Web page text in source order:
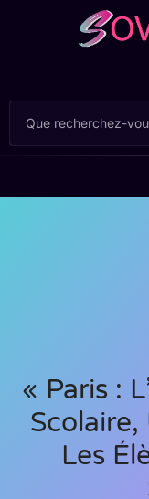
« Paris :
Les